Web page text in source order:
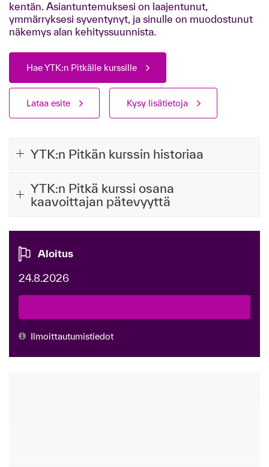
kentän. Asiantuntemuksesi on laajentunut,
ymmärryksesi syventynyt, ja sinulle on muodostunut
näkemys alan kehityssuunnista.
Hae YTK:n Pitkälle kurssille
Lataa esite Kysy lisätietoja
YTK:n Pitkän kurssin historiaa
YTK:n Pitkä kurssi osana
kaavoittajan pätevyyttä
Aloitus
24.8.2026
Ilmoittautumistiedot